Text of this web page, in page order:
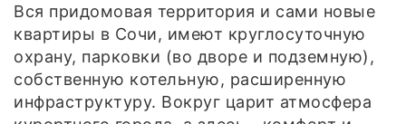
Вся придомовая территория и сами новые
квартиры в Сочи, имеют круглосуточную
охрану, парковки (во дворе и подземную),
собственную котельную, расширенную
инфраструктуру. Вокруг царит атмосфера